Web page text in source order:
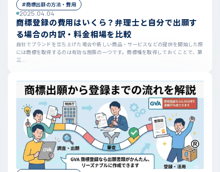
#商標出願の方法・費用
2025.04.04
商標登録の費用はいくら？弁理士と自分で出願す
る場合の内訳・料金相場を比較
自社でブランドを立ち上げた場合や新しい商品・サービスなどの提供を開始した際
には商標を取得するのは有効な施策の一つです。商標権を取得しておくことで、第
三...